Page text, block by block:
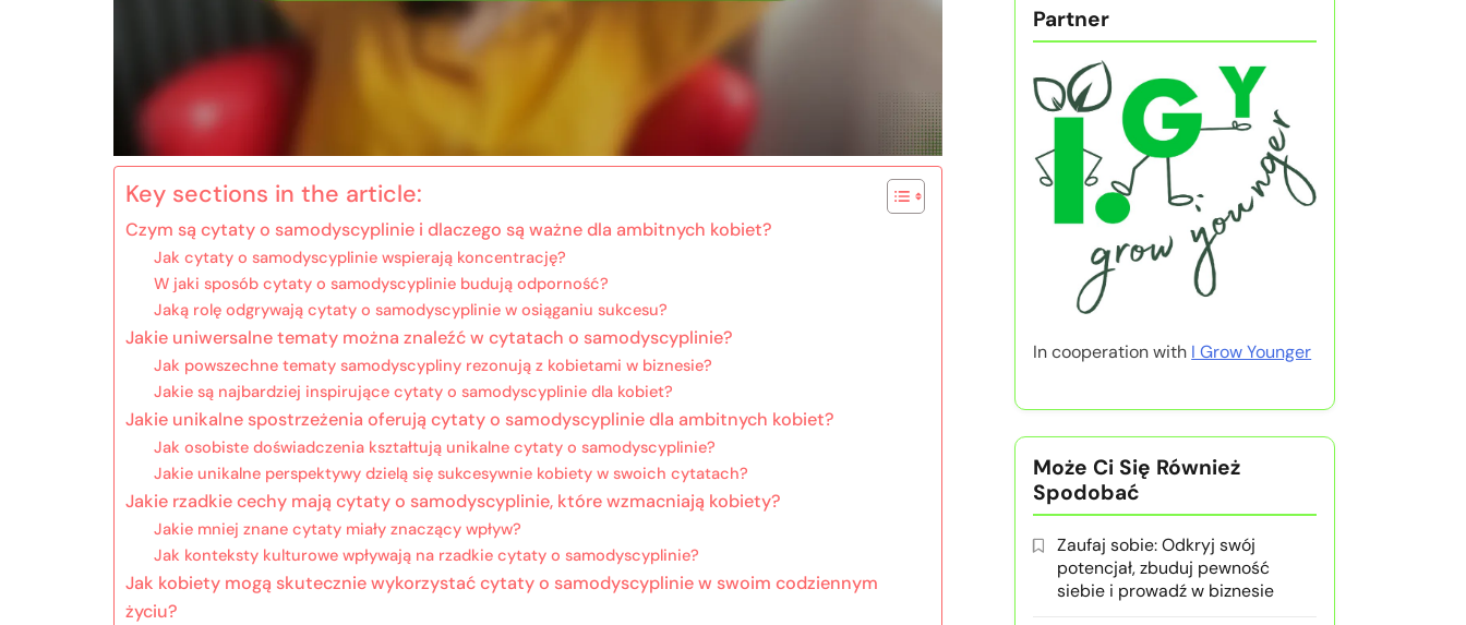
Key sections in the article:
Czym są cytaty o samodyscyplinie i dlaczego są ważne dla ambitnych kobiet?
Jak cytaty o samodyscyplinie wspierają koncentrację?
W jaki sposób cytaty o samodyscyplinie budują odporność?
Jaką rolę odgrywają cytaty o samodyscyplinie w osiąganiu sukcesu?
Jakie uniwersalne tematy można znaleźć w cytatach o samodyscyplinie?
Jak powszechne tematy samodyscypliny rezonują z kobietami w biznesie?
Jakie są najbardziej inspirujące cytaty o samodyscyplinie dla kobiet?
Jakie unikalne spostrzeżenia oferują cytaty o samodyscyplinie dla ambitnych kobiet?
Jak osobiste doświadczenia kształtują unikalne cytaty o samodyscyplinie?
Jakie unikalne perspektywy dzielą się sukcesywnie kobiety w swoich cytatach?
Jakie rzadkie cechy mają cytaty o samodyscyplinie, które wzmacniają kobiety?
Jakie mniej znane cytaty miały znaczący wpływ?
Jak konteksty kulturowe wpływają na rzadkie cytaty o samodyscyplinie?
Jak kobiety mogą skutecznie wykorzystać cytaty o samodyscyplinie w swoim codziennym
życiu?
Partner
In cooperation with I Grow Younger
Może Ci Się Również
Spodobać
Zaufaj sobie: Odkryj swój
potencjał, zbuduj pewność
siebie i prowadź w biznesie